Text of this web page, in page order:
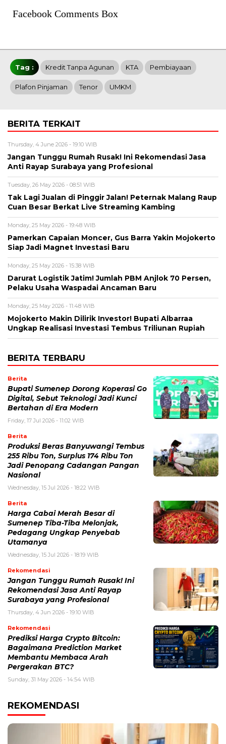
Facebook Comments Box
Tag : Kredit Tanpa Agunan KTA Pembiayaan
Plafon Pinjaman Tenor UMKM
BERITA TERKAIT
Thursday, 4 June 2026 - 19:10 WIB
Jangan Tunggu Rumah Rusak! Ini Rekomendasi Jasa
Anti Rayap Surabaya yang Profesional
Tuesday, 26 May 2026 - 08:51 WIB
Tak Lagi Jualan di Pinggir Jalan! Peternak Malang Raup
Cuan Besar Berkat Live Streaming Kambing
Monday, 25 May 2026 - 19:48 WIB
Pamerkan Capaian Moncer, Gus Barra Yakin Mojokerto
Siap Jadi Magnet Investasi Baru
Monday, 25 May 2026 - 15:38 WIB
Darurat Logistik Jatim! Jumlah PBM Anjlok 70 Persen,
Pelaku Usaha Waspadai Ancaman Baru
Monday, 25 May 2026 - 11:48 WIB
Mojokerto Makin Dilirik Investor! Bupati Albarraa
Ungkap Realisasi Investasi Tembus Triliunan Rupiah
BERITA TERBARU
Berita
Bupati Sumenep Dorong Koperasi Go
Digital, Sebut Teknologi Jadi Kunci
Bertahan di Era Modern
Friday, 17 Jul 2026 - 11:02 WIB
Berita
Produksi Beras Banyuwangi Tembus
255 Ribu Ton, Surplus 174 Ribu Ton
Jadi Penopang Cadangan Pangan
Nasional
Wednesday, 15 Jul 2026 - 18:22 WIB
Berita
Harga Cabai Merah Besar di
Sumenep Tiba-Tiba Melonjak,
Pedagang Ungkap Penyebab
Utamanya
Wednesday, 15 Jul 2026 - 18:19 WIB
Rekomendasi
Jangan Tunggu Rumah Rusak! Ini
Rekomendasi Jasa Anti Rayap
Surabaya yang Profesional
Thursday, 4 Jun 2026 - 19:10 WIB
Rekomendasi
Prediksi Harga Crypto Bitcoin:
Bagaimana Prediction Market
Membantu Membaca Arah
Pergerakan BTC?
Sunday, 31 May 2026 - 14:54 WIB
REKOMENDASI